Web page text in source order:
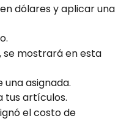
dólares y aplicar una
se mostrará en esta
asignada.
tus artículos.
el costo de